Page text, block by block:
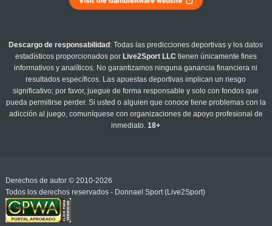
Descargo de responsabilidad : Todas las predicciones deportivas y los datos
estadísticos proporcionados por Live2Sport LLC tienen únicamente fines
informativos y analíticos. No garantizamos ninguna ganancia financiera ni
resultados específicos. Las apuestas deportivas implican un riesgo
significativo; por favor, juegue de forma responsable y solo con fondos que
pueda permitirse perder. Si usted o alguien que conoce tiene problemas con la
adicción al juego, comuníquese con organizaciones de apoyo profesional de
inmediato.18+
Derechos de autor © 2010-2026
Todos los derechos reservados - Donnael Sport (Live2Sport)